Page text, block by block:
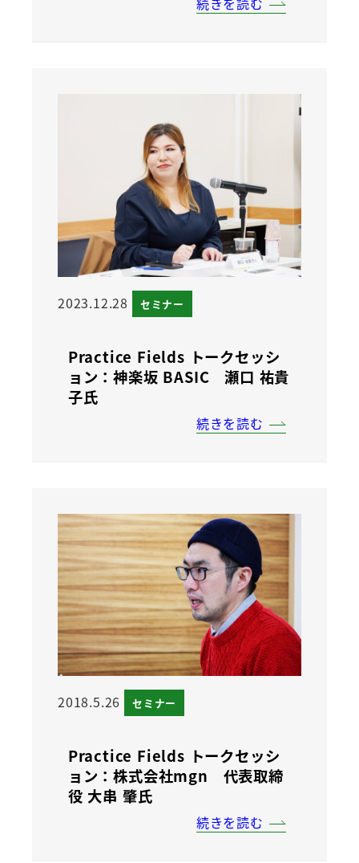
2023.12.28 セミナー
Practice Fields トークセッシ
ョン：神楽坂 BASIC 瀬口 祐貴
子氏
続きを読む
2018.5.26 セミナー
Practice Fields トークセッシ
ョン：株式会社mgn 代表取締
役 大串 肇氏
続きを読む